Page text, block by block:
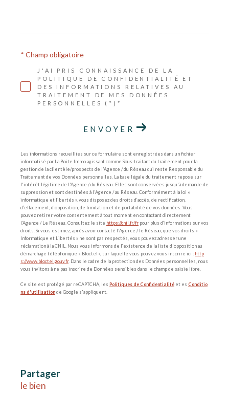
J'AI PRIS CONNAISSANCE DE LA
POLITIQUE DE CONFIDENTIALITÉ ET
DES INFORMATIONS RELATIVES AU
TRAITEMENT DE MES DONNÉES
PERSONNELLES (*)*
* Champ obligatoire
ENVOYER
Les informations recueillies sur ce formulaire sont enregistrées dans un fichier
informatisé par La Boite Immo agissant comme Sous-traitant du traitement pour la
gestion de la clientèle/prospects de l'Agence / du Réseau qui reste Responsable du
Traitement de vos Données personnelles. La base légale du traitement repose sur
l'intérêt légitime de l'Agence / du Réseau. Elles sont conservées jusqu'à demande de
suppression et sont destinées à l'Agence / au Réseau. Conformément à la loi «
informatique et libertés », vous disposez des droits d’accès, de rectification,
d’effacement, d’opposition, de limitation et de portabilité de vos données. Vous
pouvez retirer votre consentement à tout moment en contactant directement
l’Agence / Le Réseau. Consultez le site https://cnil.fr/fr pour plus d’informations sur vos
droits. Si vous estimez, après avoir contacté l'Agence / le Réseau, que vos droits «
Informatique et Libertés » ne sont pas respectés, vous pouvez adresser une
réclamation à la CNIL. Nous vous informons de l’existence de la liste d'opposition au
démarchage téléphonique « Bloctel », sur laquelle vous pouvez vous inscrire ici : http
s://www.bloctel.gouv.fr. Dans le cadre de la protection des Données personnelles, nous
vous invitons à ne pas inscrire de Données sensibles dans le champ de saisie libre.
Ce site est protégé par reCAPTCHA, les Politiques de Confidentialité et es Conditio
ns d'utilisationde Google s'appliquent.
partager
le bien